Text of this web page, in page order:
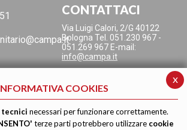
CONTATTACI
Via Luigi Calori, 2/G 40122
Bologna Tel. 051.230 967 -
051.269 967 E-mail:
info@campa.it
x
COOKIES
tecnici necessari per funzionare correttamente.
terze parti potrebbero utilizzare cookie